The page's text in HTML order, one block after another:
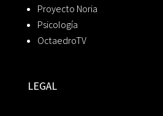
Proyecto Noria
Psicología
OctaedroTV
LEGAL